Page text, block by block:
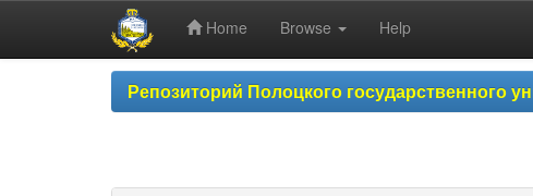
Home Browse Help
Репозиторий Полоцкого государственного